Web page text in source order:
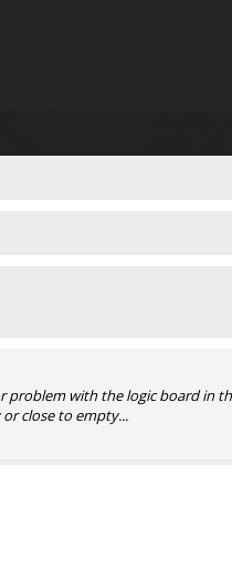
problem with the logic board in
close to empty...